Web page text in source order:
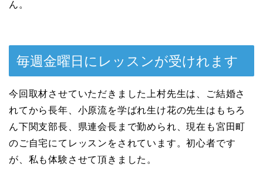
ん。
毎週金曜日にレッスンが受けれます
今回取材させていただきました上村先生は、ご結婚さ
れてから長年、小原流を学ばれ生け花の先生はもちろ
ん下関支部長、県連会長まで勤められ、現在も宮田町
のご自宅にてレッスンをされています。初心者です
が、私も体験させて頂きました。